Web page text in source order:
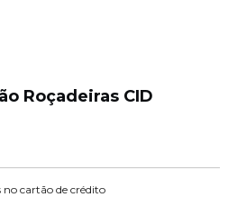
Roçadeiras CID
no cartão de crédito